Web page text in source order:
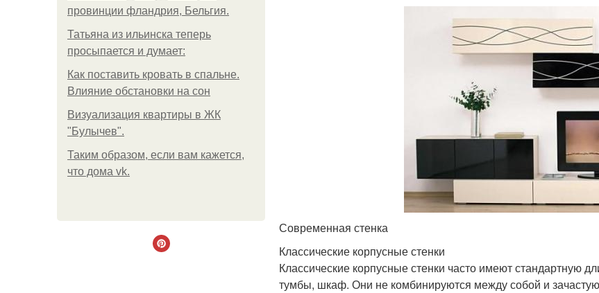
провинции фландрия, Бельгия.
Татьяна из ильинска теперь
просыпается и думает:
Как поставить кровать в спальне.
Влияние обстановки на сон
Визуализация квартиры в ЖК
"Булычев".
Таким образом, если вам кажется,
что дома vk.
Современная стенка
Классические корпусные стенки
Классические корпусные стенки часто имеют стандартную
тумбы, шкаф. Они не комбинируются между собой и